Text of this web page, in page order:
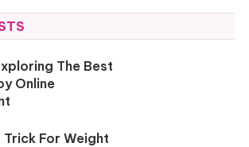
The Best
Online
Trick For Weight